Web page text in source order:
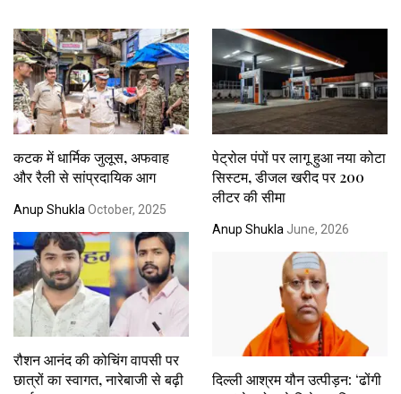
कटक में धार्मिक जुलूस, अफवाह
और रैली से सांप्रदायिक आग
Anup Shukla October, 2025
पेट्रोल पंपों पर लागू हुआ नया कोटा
सिस्टम, डीजल खरीद पर 200
लीटर की सीमा
Anup Shukla June, 2026
रौशन आनंद की कोचिंग वापसी पर
छात्रों का स्वागत, नारेबाजी से बढ़ी
दिल्ली आश्रम यौन उत्पीड़न: ‘ढोंगी